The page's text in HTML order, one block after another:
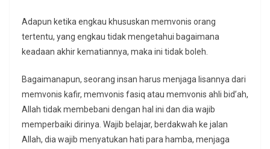
Adapun ketika engkau khususkan memvonis orang
tertentu, yang engkau tidak mengetahui bagaimana
keadaan akhir kematiannya, maka ini tidak boleh.
Bagaimanapun, seorang insan harus menjaga lisannya dari
memvonis kafir, memvonis fasiq atau memvonis ahli bid’ah,
Allah tidak membebani dengan hal ini dan dia wajib
memperbaiki dirinya. Wajib belajar, berdakwah ke jalan
Allah, dia wajib menyatukan hati para hamba, menjaga